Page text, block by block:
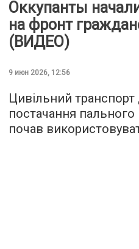
Оккупанты
на фронт
(ВИДЕО)
9 июн 2026, 12:56
Цивільний
постачання пального
почав